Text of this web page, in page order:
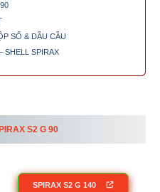
SỐ & DẦU CẦU
SHELL SPIRAX
S2 G 90
SPIRAX S2 G 140